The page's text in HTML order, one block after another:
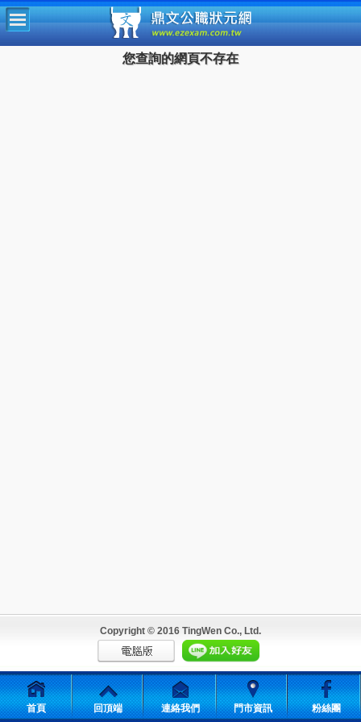
鼎文公
您查詢的網頁不存在
Copyright © 2016 TingWen Co., Ltd.
首頁 回頂端 連絡我們 門市資訊 粉絲團